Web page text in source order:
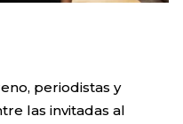
periodistas y
las invitadas al